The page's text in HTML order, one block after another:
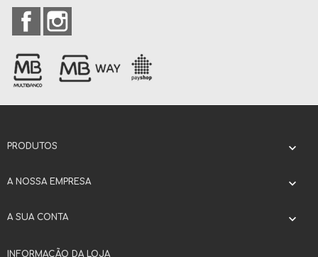
Facebook
PRODUTOS 
A NOSSA EMPRESA 
A SUA CONTA 
INFORMAÇÃO DA LOJA